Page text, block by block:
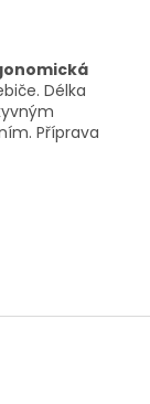
Délka
Příprava